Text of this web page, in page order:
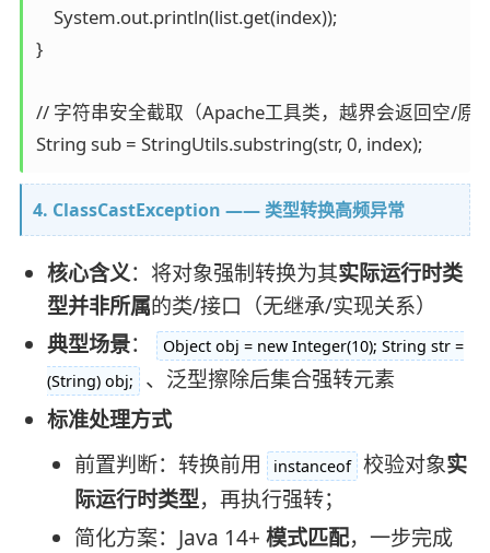
    System.out.println(list.get(index));
}
// 字符串安全截取（Apache工具类，越界会返回空/原
4. ClassCastException —— 类型转换高频异常
核心含义：将对象强制转换为其实际运行时类
型并非所属的类/接口（无继承/实现关系）
典型场景：
Object obj = new Integer(10); String str =
(String) obj;
、泛型擦除后集合强转元素
标准处理方式
前置判断：转换前用
instanceof 校验对象实
际运行时类型，再执行强转；
简化方案：Java 14+ 模式匹配，一步完成